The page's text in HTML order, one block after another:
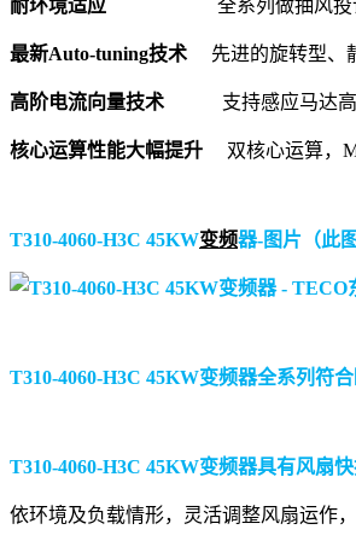
耐环境适应 全系列做抽风投计，减少
最新Auto-tuning技术 先进的旋转型、
高阶电流向量技术 支持感应马达高性
核心运算性能大幅提升 双核心运算，
T310-4060-H3C 45KW变频器-图片（此
T310-4060-H3C 45KW变频器全系列符
T310-4060-H3C 45KW变频器具有风扇
依环境及负载情形，灵活调整风扇运作